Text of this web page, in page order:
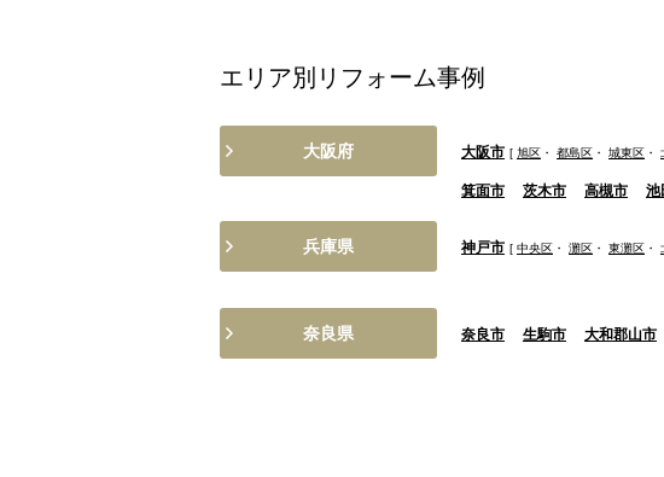
エリア別リフォーム事例
大阪府 大阪市 [ 旭区 ・ 都島区 ・ 城東区 ・
箕面市 茨木市 高槻市 池
兵庫県 神戸市 [ 中央区 ・ 灘区 ・ 東灘区 ・
奈良県 奈良市 生駒市 大和郡山市